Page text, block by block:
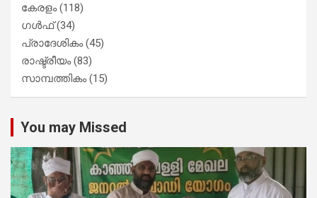
കേരളം(118)
ഗൾഫ്(34)
പ്രാദേശികം(45)
രാഷ്ട്രീയം(83)
സാമ്പത്തികം(15)
You may Missed